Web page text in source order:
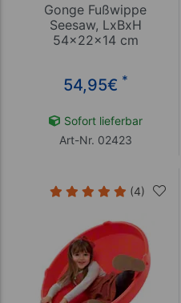
Gonge Fußwippe
Seesaw, LxBxH
54x22x14 cm
54,95€ *
Sofort lieferbar
Art-Nr. 02423
(4)